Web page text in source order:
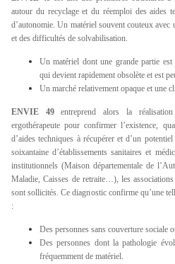
autour du recyclage et du réemploi des aides
d’autonomie. Un matériel souvent couteux avec
et des difficultés de solvabilisation.
Un matériel dont une grande partie
qui devient rapidement obsolète et est
Un marché relativement opaque et une
ENVIE 49entreprend alors la
ergothérapeute pour confirmer l’existence,
d’aides techniques à récupérer et d’un
soixantaine d’établissements sanitaires et
institutionnels (Maison départementale de
Maladie, Caisses de retraite…), les
sont sollicités. Ce diagnostic confirme qu’une
:
Des personnes sans couverture sociale
Des personnes dont la pathologie
fréquemment de matériel.